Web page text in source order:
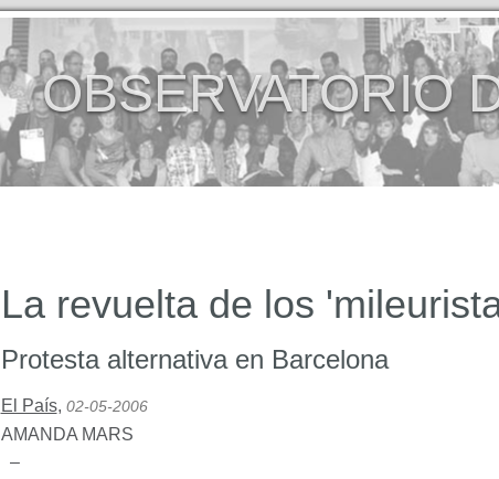
OBSERVATORIO
La revuelta de los
Protesta alternativa en Barcelona
El País, 02-05-2006
AMANDA MARS
–